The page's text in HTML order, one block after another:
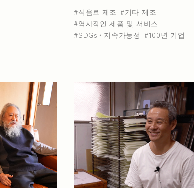
식음료 제조
기타 제조
역사적인 제품 및 서비스
SDGs・지속가능성
100년 기업